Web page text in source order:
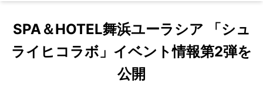
SPA＆HOTEL舞浜ユーラシア 「シュ
ライヒコラボ」イベント情報第2弾を
公開